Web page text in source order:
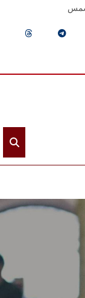
شمس
الرئيسيـة
القطاعـات